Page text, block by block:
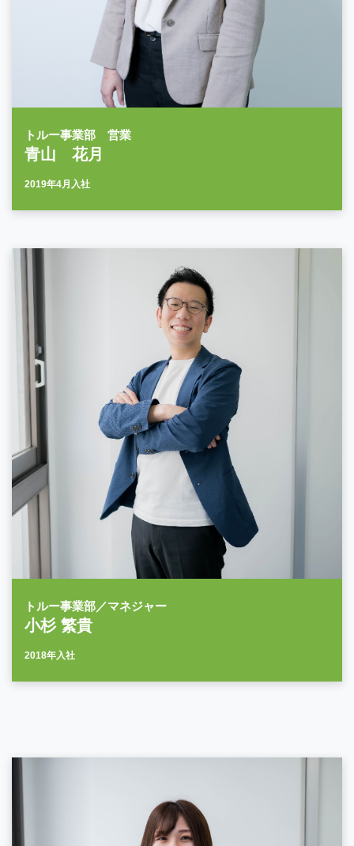
トルー事業部 営業
青山 花月
2019年4月入社
トルー事業部／マネジャー
小杉 繁貴
2018年入社